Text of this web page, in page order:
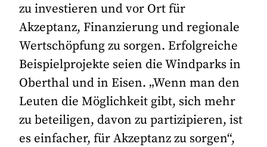
zu investieren und vor Ort für
Akzeptanz, Finanzierung und regionale
Wertschöpfung zu sorgen. Erfolgreiche
Beispielprojekte seien die Windparks in
Oberthal und in Eisen. „Wenn man den
Leuten die Möglichkeit gibt, sich mehr
zu beteiligen, davon zu partizipieren, ist
es einfacher, für Akzeptanz zu sorgen“,